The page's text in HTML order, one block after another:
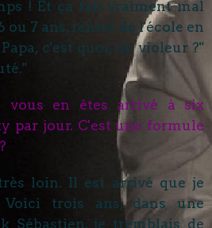
! Et ça fait vraiment mal
ou 7 ans, rentre de l'école en
c'est quoi, un violeur ?"
vous en êtes arrivé à six
par jour. C'est une formule
loin. Il est arrivé que je
trois ans, dans une
Sébastien, je tremblais de